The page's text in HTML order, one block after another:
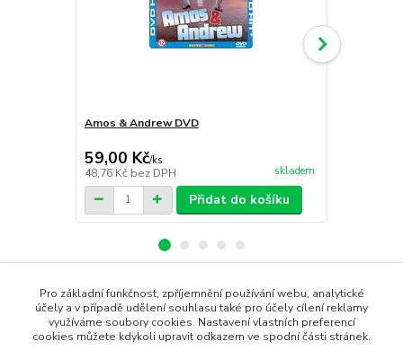
Amos & Andrew DVD
59,00 Kč/ks
48,76 Kč bez DPH skladem
Přidat do košíku
Zboží zařazeno v kategoriích
DVD filmy
Pro základní funkčnost, zpříjemnění používání webu, analytické
účely a v případě udělení souhlasu také pro účely cílení reklamy
využíváme soubory cookies. Nastavení vlastních preferencí
cookies můžete kdykoli upravit odkazem ve spodní části stránek.